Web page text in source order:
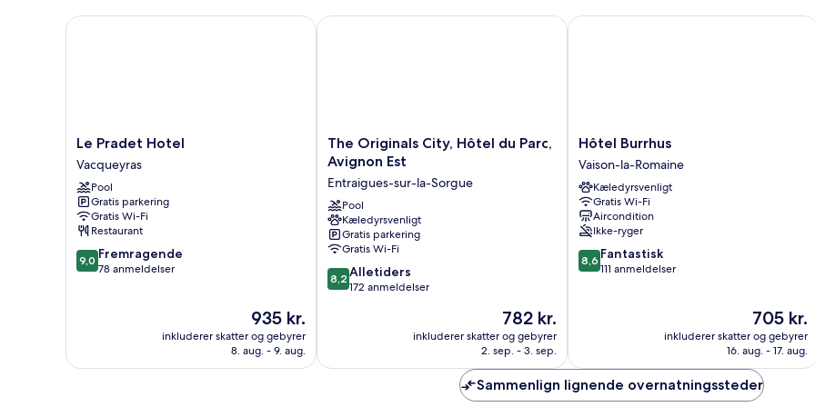
Le
Pradet
Hotel
Vacqueyras
Le Pradet Hotel
Vacqueyras
Pool
Gratis parkering
Gratis Wi-Fi
Restaurant
9.0
ud
9,0 Fremragende
78 anmeldelser
Prisen
er
935 kr.
935 kr.
inkluderer skatter og gebyrer
8. aug. - 9. aug.
Le Pradet Hotel
The
Originals
City,
Hôtel
du
Parc,
Avignon
Est
Entraigues-
sur-
The Originals City, Hôtel du Parc,
Avignon Est
Entraigues-sur-la-Sorgue
Pool
Kæledyrsvenligt
Gratis parkering
Gratis Wi-Fi
8.2
ud
anmeldelser
8,2 Alletiders
172 anmeldelser
Prisen
er
782 kr.
782 kr.
inkluderer skatter og gebyrer
2. sep. - 3. sep.
The Originals City, Hôtel du Parc, Avignon Est
Hôtel
Burrhus
Vaison-
la-
Romaine
Hôtel Burrhus
Vaison-la-Romaine
Kæledyrsvenligt
Gratis Wi-Fi
Aircondition
Ikke-ryger
8.6
ud
8,6 Fantastisk
111 anmeldelser
Prisen
er
705 kr.
705 kr.
inkluderer skatter og gebyrer
16. aug. - 17. aug.
Hôtel Burrhus
Sammenlign lignende overnatningssteder